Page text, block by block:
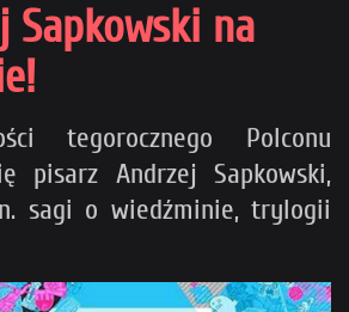
Sapkowski na
tegorocznego Polconu
pisarz Andrzej Sapkowski,
sagi o wiedźminie, trylogii